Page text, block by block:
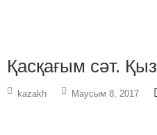
Қасқағым сәт.
kazakh Маусым 8, 2017